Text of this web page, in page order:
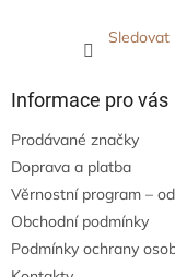
Sledovat
Informace pro vás
Prodávané značky
Doprava a platba
Věrnostní program –
Obchodní podmínky
Podmínky ochrany